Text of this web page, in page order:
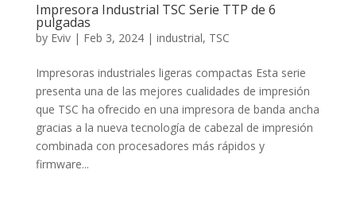
Impresora Industrial TSC Serie TTP de 6
pulgadas
by Eviv| Feb 3, 2024| industrial, TSC
Impresoras industriales ligeras compactas Esta serie
presenta una de las mejores cualidades de impresión
que TSC ha ofrecido en una impresora de banda ancha
gracias a la nueva tecnología de cabezal de impresión
combinada con procesadores más rápidos y
firmware...